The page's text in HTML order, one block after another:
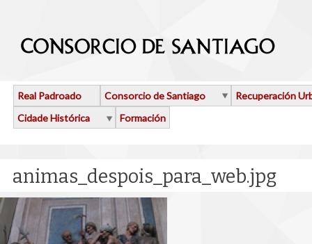
Real Padroado Consorcio de Santiago
Recuperación
Cidade Histórica
Formación
animas_despois_para_web.jpg